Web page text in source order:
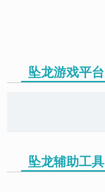
坠龙游戏平台
坠龙辅助工具